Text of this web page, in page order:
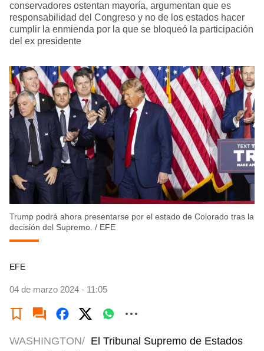
conservadores ostentan mayoría, argumentan que es
responsabilidad del Congreso y no de los estados hacer
cumplir la enmienda por la que se bloqueó la participación
del ex presidente
Trump podrá ahora presentarse por el estado de Colorado tras la
decisión del Supremo. / EFE
EFE
04 de marzo 2024 - 11:05
WASHINGTON/ El Tribunal Supremo de Estados